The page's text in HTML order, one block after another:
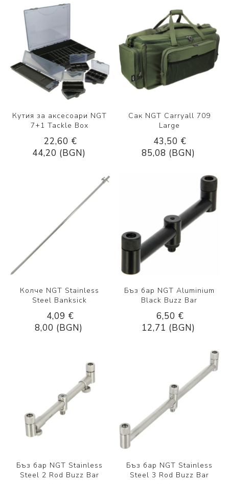
Кутия за аксесоари NGT
7+1 Tackle Box
22,60 €
44,20 (BGN)
Сак NGT Carryall 709
Large
43,50 €
85,08 (BGN)
Колче NGT Stainless
Steel Banksick
4,09 €
8,00 (BGN)
Бъз бар NGT Aluminium
Black Buzz Bar
6,50 €
12,71 (BGN)
Бъз бар NGT Stainless
Steel 2 Rod Buzz Bar
Бъз бар NGT Stainless
Steel 3 Rod Buzz Bar